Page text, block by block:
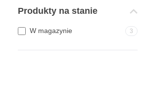
Produkty na stanie
W magazynie 3